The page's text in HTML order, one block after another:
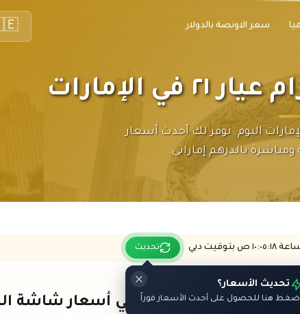
سعر الاونصة بالدولار
الذهب ١٠٠ جرام عيار ٢١ في الإمارات اليوم. نوفر لك أحدث أسعار
بالدرهم إماراتي.
:١٨ ص بتوقيت دبي تحديث
تحديث الأسعار؟
هنا للحصول على أحدث الأسعار فوراًباقي أسعار شاشة